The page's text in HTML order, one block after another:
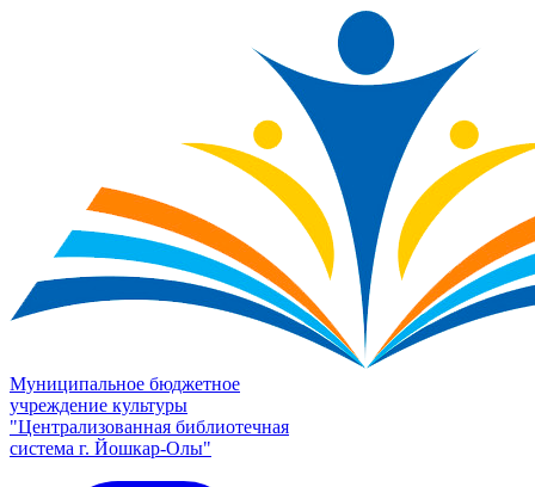
Муниципальное бюджетное
учреждение культуры
"Централизованная библиотечная
система г. Йошкар-Олы"